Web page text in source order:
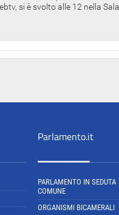
si è svolto alle 12 nella
Parlamento.it
PARLAMENTO IN SEDUTA
COMUNE
ORGANISMI BICAMERALI